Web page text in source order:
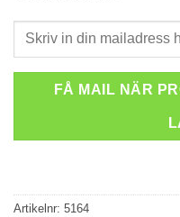
FÅ MAIL NÄR
Artikelnr: 5164